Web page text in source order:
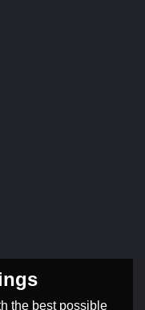
the best possible